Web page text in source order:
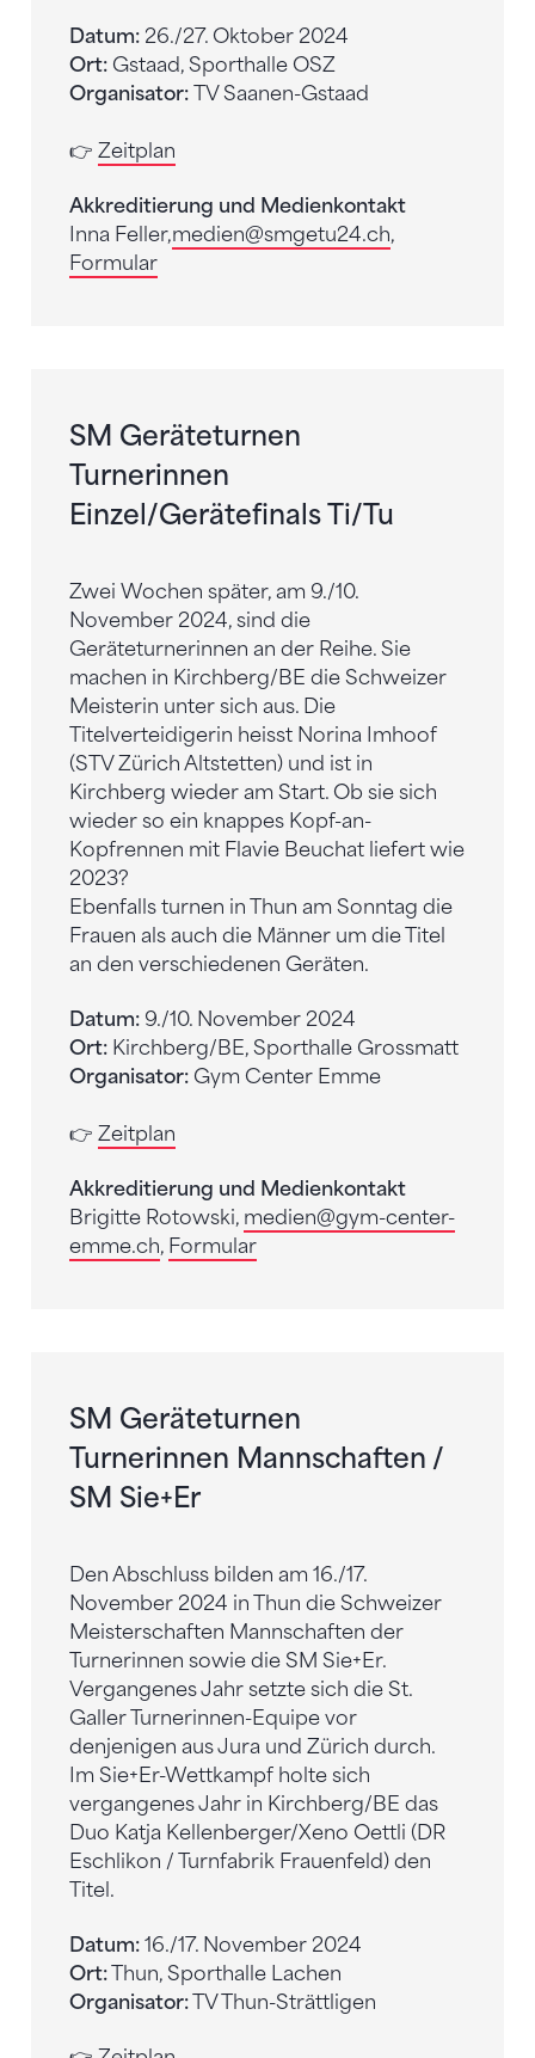
Datum: 26./27. Oktober 2024
Ort: Gstaad, Sporthalle OSZ
Organisator: TV Saanen-Gstaad
👉 Zeitplan
Akkreditierung und Medienkontakt
Inna Feller,medien@smgetu24.ch,
Formular
SM Geräteturnen
Turnerinnen
Einzel/Gerätefinals Ti/Tu
Zwei Wochen später, am 9./10.
November 2024, sind die
Geräteturnerinnen an der Reihe. Sie
machen in Kirchberg/BE die Schweizer
Meisterin unter sich aus. Die
Titelverteidigerin heisst Norina Imhoof
(STV Zürich Altstetten) und ist in
Kirchberg wieder am Start. Ob sie sich
wieder so ein knappes Kopf-an-
Kopfrennen mit Flavie Beuchat liefert wie
2023?
Ebenfalls turnen in Thun am Sonntag die
Frauen als auch die Männer um die Titel
an den verschiedenen Geräten.
Datum: 9./10. November 2024
Ort: Kirchberg/BE, Sporthalle Grossmatt
Organisator: Gym Center Emme
👉 Zeitplan
Akkreditierung und Medienkontakt
Brigitte Rotowski, medien@gym-center-
emme.ch, Formular
SM Geräteturnen
Turnerinnen Mannschaften /
SM Sie+Er
Den Abschluss bilden am 16./17.
November 2024 in Thun die Schweizer
Meisterschaften Mannschaften der
Turnerinnen sowie die SM Sie+Er.
Vergangenes Jahr setzte sich die St.
Galler Turnerinnen-Equipe vor
denjenigen aus Jura und Zürich durch.
Im Sie+Er-Wettkampf holte sich
vergangenes Jahr in Kirchberg/BE das
Duo Katja Kellenberger/Xeno Oettli (DR
Eschlikon / Turnfabrik Frauenfeld) den
Titel.
Datum: 16./17. November 2024
Ort:Thun, Sporthalle Lachen
Organisator:TV Thun-Strättligen